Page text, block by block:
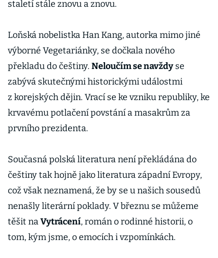
staletí stále znovu a znovu.
Loňská nobelistka Han Kang, autorka mimo jiné
výborné Vegetariánky, se dočkala nového
překladu do češtiny. Neloučím se navždy se
zabývá skutečnými historickými událostmi
z korejských dějin. Vrací se ke vzniku republiky, ke
krvavému potlačení povstání a masakrům za
prvního prezidenta.
Současná polská literatura není překládána do
češtiny tak hojně jako literatura západní Evropy,
což však neznamená, že by se u našich sousedů
nenašly literární poklady. V březnu se můžeme
těšit naVytrácení, román o rodinné historii, o
tom, kým jsme, o emocích i vzpomínkách.